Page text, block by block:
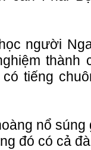
người
thành
tiếng
nổ
đó có cả